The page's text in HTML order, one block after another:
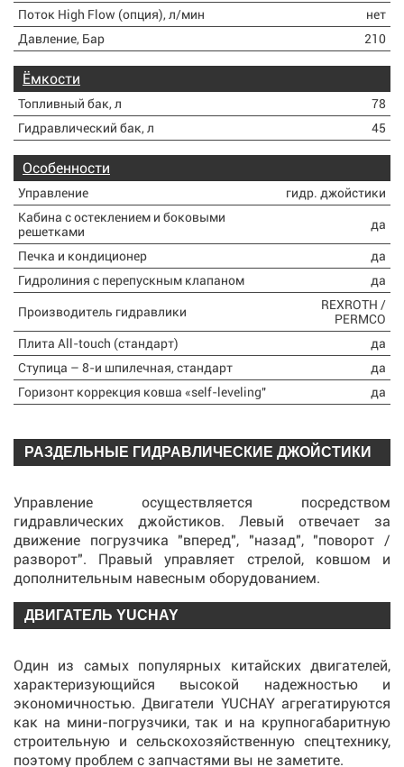
Поток High Flow (опция), л/мин
нет
Давление, Бар
210
Ёмкости
Топливный бак, л
78
Гидравлический бак, л
45
Особенности
Управление
гидр. джойстики
Кабина с остеклением и боковыми
решетками
да
Печка и кондиционер
да
Гидролиния с перепускным клапаном
да
Производитель гидравлики
REXROTH /
PERMCO
Плита All-touch (стандарт)
да
Ступица – 8-и шпилечная, стандарт
да
Горизонт коррекция ковша «self-leveling"
да
РАЗДЕЛЬНЫЕ ГИДРАВЛИЧЕСКИЕ ДЖОЙСТИКИ
Управление осуществляется посредством
гидравлических джойстиков. Левый отвечает за
движение погрузчика "вперед", "назад", "поворот /
разворот". Правый управляет стрелой, ковшом и
дополнительным навесным оборудованием.
ДВИГАТЕЛЬ YUCHAY
Один из самых популярных китайских двигателей,
характеризующийся высокой надежностью и
экономичностью. Двигатели YUCHAY агрегатируются
как на мини-погрузчики, так и на крупногабаритную
строительную и сельскохозяйственную спецтехнику,
поэтому проблем с запчастями вы не заметите.